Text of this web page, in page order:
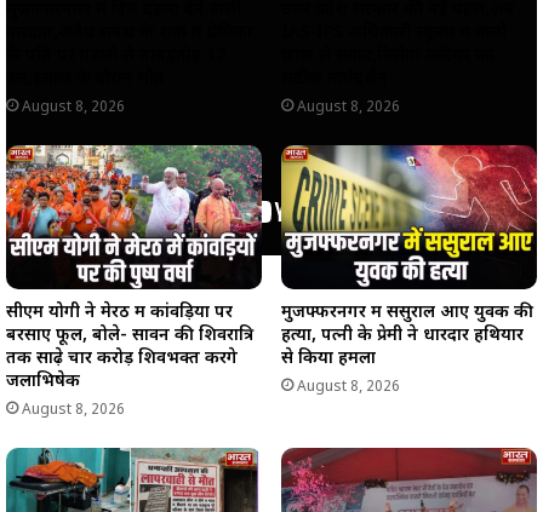
August 8, 2026 August 8, 2026
सीएम योगी ने मेरठ में कांवड़ियों पर
बरसाए फूल, बोले- सावन की शिवरात्रि
तक साढ़े चार करोड़ शिवभक्त करेंगे
जलाभिषेक
August 8, 2026
मुजफ्फरनगर में ससुराल आए युवक की
हत्या, पत्नी के प्रेमी ने धारदार हथियार
से किया हमला
August 8, 2026